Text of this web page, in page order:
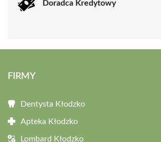
Doradca Kredytowy
FIRMY
Dentysta Kłodzko
Apteka Kłodzko
Lombard Kłodzko